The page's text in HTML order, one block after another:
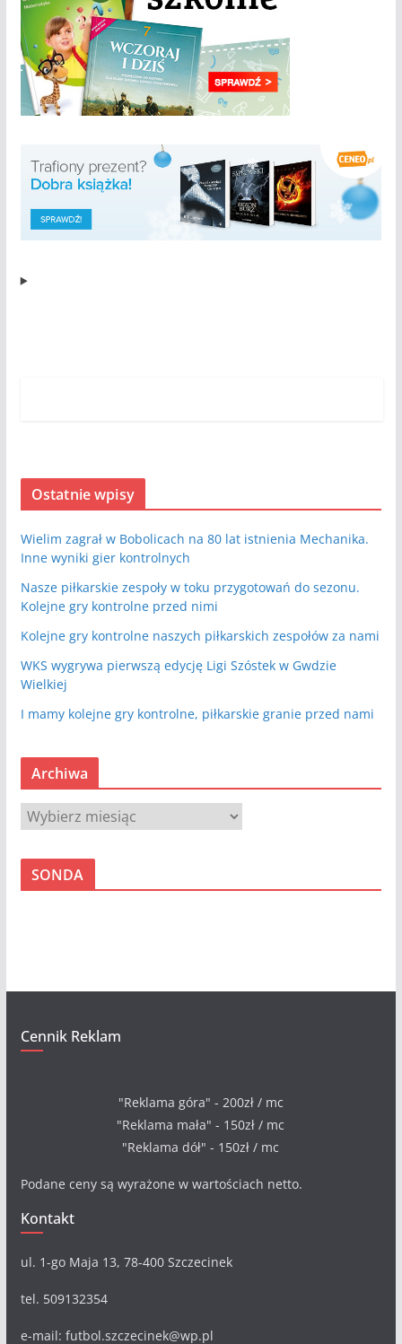
Ostatnie wpisy
Wielim zagrał w Bobolicach na 80 lat istnienia Mechanika.
Inne wyniki gier kontrolnych
Nasze piłkarskie zespoły w toku przygotowań do sezonu.
Kolejne gry kontrolne przed nimi
Kolejne gry kontrolne naszych piłkarskich zespołów za nami
WKS wygrywa pierwszą edycję Ligi Szóstek w Gwdzie
Wielkiej
I mamy kolejne gry kontrolne, piłkarskie granie przed nami
Archiwa
A
r
c
SONDA
Cennik Reklam
"Reklama góra" - 200zł / mc
"Reklama mała" - 150zł / mc
"Reklama dół" - 150zł / mc
Podane ceny są wyrażone w wartościach netto.
Kontakt
ul. 1-go Maja 13, 78-400 Szczecinek
tel. 509132354
e-mail: futbol.szczecinek@wp.pl